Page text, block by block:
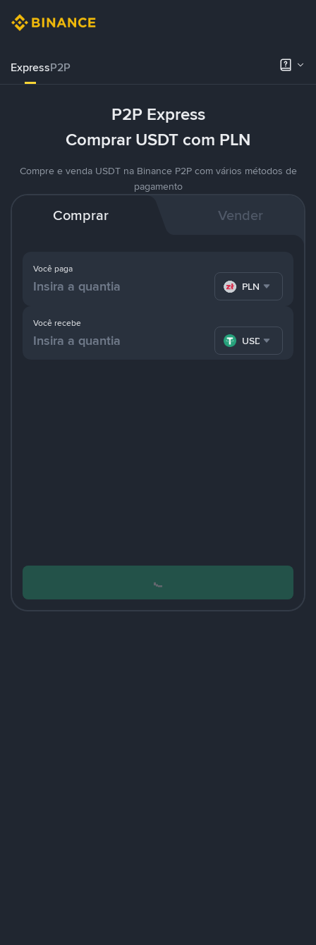
ExpressP2P
P2P Express
Comprar USDT com PLN
Compre e venda USDT na Binance P2P com vários métodos de
pagamento
Comprar Vender
Você paga
PLN
Você recebe
USDT